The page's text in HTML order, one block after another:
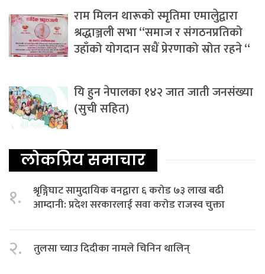
राम मिलन थारूको स्मृतिमा एमालेुद्वारा
श्रद्धाञ्जली सभा “समाज र संगठनप्रतिको
उहाँको योगदान सधैं प्रेरणाको स्रोत रहने “
यि हुन नेपालका १४२ जात जाती जनसंख्या
(सुची सहित)
लोकप्रिय समाचार
१.
श्रृङ्गिघाट सामुदायिक वनद्वारा ६ करोड ७३ लाख बढी
आम्दानी: प्रदेश सरकारलाई सवा करोड राजस्व चुक्ता
२. तुलसा च्याउ दिदीका नामले चिनिन थालिन्